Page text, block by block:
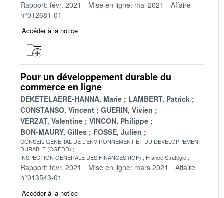
Rapport: févr. 2021 Mise en ligne: mai 2021
Affaire
n°012681-01
Accéder à la notice
Pour un développement durable du
commerce en ligne
DEKETELAERE-HANNA, Marie
LAMBERT, Patrick
CONSTANSO, Vincent
GUERIN, Vivien
VERZAT, Valentine
VINCON, Philippe
BON-MAURY, Gilles
FOSSE, Julien
CONSEIL GENERAL DE L'ENVIRONNEMENT ET DU DEVELOPPEMENT
DURABLE (CGEDD)
INSPECTION GENERALE DES FINANCES (IGF)
France Stratégie
Rapport: févr. 2021 Mise en ligne: mars 2021
Affaire
n°013543-01
Accéder à la notice